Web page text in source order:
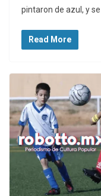
pintaron de azul, y
Read More